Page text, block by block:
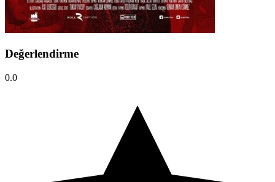
Değerlendirme
0.0